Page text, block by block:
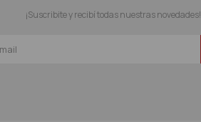
¡Suscribite y recibí todas nuestras novedades!